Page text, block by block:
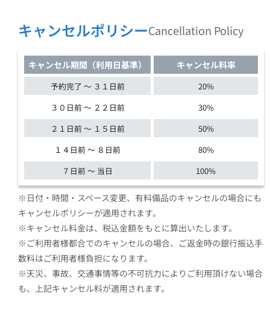
キャンセルポリシーCancellation Policy
キャンセル期間（利用日基準） キャンセル料率
予約完了 ～ ３１日前
20%
３０日前 ～ ２２日前
30%
２１日前 ～ １５日前
50%
１４日前 ～ ８日前
80%
７日前 ～ 当日
100%
※日付・時間・スペース変更、有料備品のキャンセルの場合にも
キャンセルポリシーが適用されます。
※キャンセル料金は、税込金額をもとに算出いたします。
※ご利用者様都合でのキャンセルの場合、ご返金時の銀行振込手
数料はご利用者様負担になります。
※天災、事故、交通事情等の不可抗力によりご利用頂けない場合
も、上記キャンセル料が適用されます。